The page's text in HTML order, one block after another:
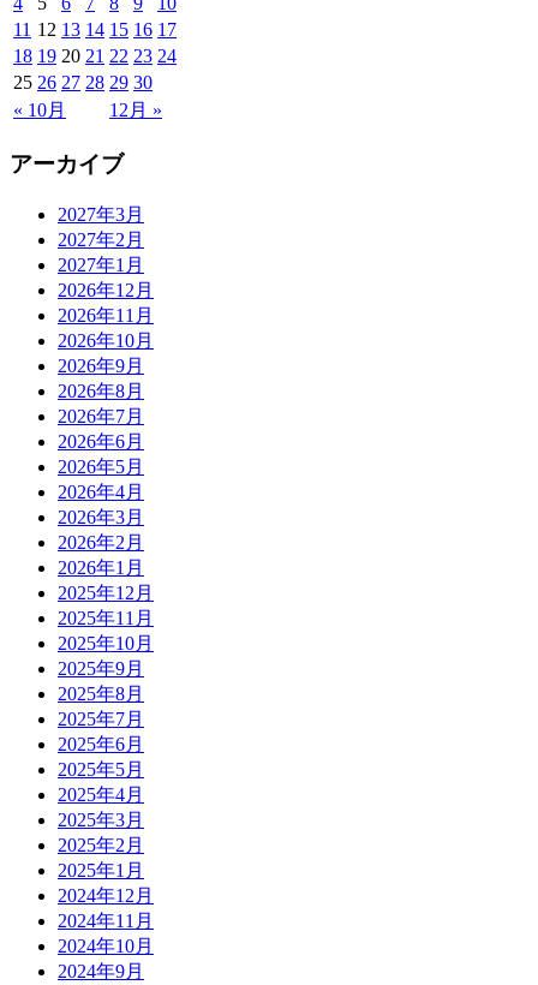
« 10月 12月 »
11 12 13 14 15 16 17
18 19 20 21 22 23 24
25 26 27 28 29 30
アーカイブ
2027年3月
2027年2月
2027年1月
2026年12月
2026年11月
2026年10月
2026年9月
2026年8月
2026年7月
2026年6月
2026年5月
2026年4月
2026年3月
2026年2月
2026年1月
2025年12月
2025年11月
2025年10月
2025年9月
2025年8月
2025年7月
2025年6月
2025年5月
2025年4月
2025年3月
2025年2月
2025年1月
2024年12月
2024年11月
2024年10月
2024年9月